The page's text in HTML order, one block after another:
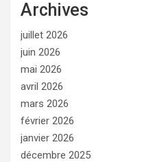
Archives
juillet 2026
juin 2026
mai 2026
avril 2026
mars 2026
février 2026
janvier 2026
décembre 2025